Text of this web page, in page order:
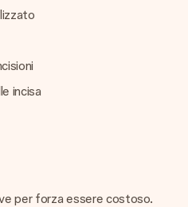
incisa
per forza essere costoso.